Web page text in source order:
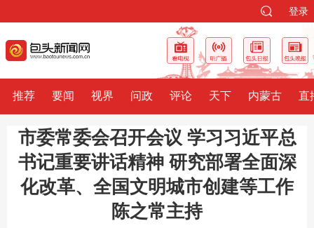
登录
推荐 要闻 视界 问政 评论 天下 内蒙古 直
市委常委会召开会议 学习习近平总
书记重要讲话精神 研究部署全面深
化改革、全国文明城市创建等工作
陈之常主持